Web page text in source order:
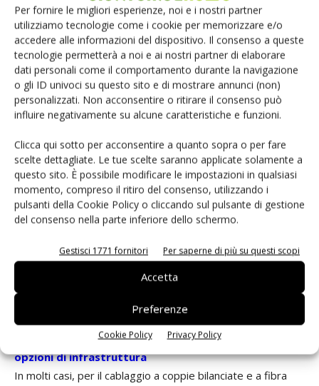
Per fornire le migliori esperienze, noi e i nostri partner
utilizziamo tecnologie come i cookie per memorizzare e/o
accedere alle informazioni del dispositivo. Il consenso a queste
tecnologie permetterà a noi e ai nostri partner di elaborare
dati personali come il comportamento durante la navigazione
o gli ID univoci su questo sito e di mostrare annunci (non)
personalizzati. Non acconsentire o ritirare il consenso può
influire negativamente su alcune caratteristiche e funzioni.
Clicca qui sotto per acconsentire a quanto sopra o per fare
scelte dettagliate. Le tue scelte saranno applicate solamente a
questo sito. È possibile modificare le impostazioni in qualsiasi
momento, compreso il ritiro del consenso, utilizzando i
pulsanti della Cookie Policy o cliccando sul pulsante di gestione
del consenso nella parte inferiore dello schermo.
Gestisci 1771 fornitori Per saperne di più su questi scopi
Accetta
Preferenze
Cookie Policy Privacy Policy
SR. Esso supporta varie distanze in base al tipo di fibra
ottica utilizzata. Per fibra OM1 (ad es. la fibra multimodale
livello FDDI 62,5/125 µm) la distanza è limitata a 28 metri.
Per fibra multimodale OM3 ottimizzata al laser - 50/125
µm (500/2000) - la distanza arriva a 300 m con supporto a
prova di futuro per 40 e 100 Gb/s, protocolli attualmente
in corso di sviluppo all'interno di IEEE.
stati pubblicati altri due standard sulle fibre ottiche:
10GBASE-LX4 e 10GBASE-LRM, che incrementano le
distanze consentite rispettivamente a 300 m e a 220 m.
Tuttavia è importante notare che i componenti elettronici
LX4 e LRM sono più costosi rispetto ai corrispettivi SR e,
nella maggior parte dei casi, risulta vantaggioso aggiornare
il cablaggio in fibra ottica a livello OM3, poiché ciò non
comporta elevati costi di manutenzione derivanti dal costo
dell'elettronica.
Evoluzione della connettività da 1 GB/S a 10 GB/S -
opzioni di infrastruttura
In molti casi, per il cablaggio a coppie bilanciate e a fibra